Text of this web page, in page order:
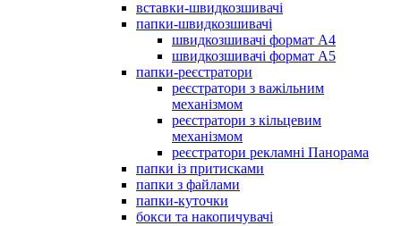
вставки-швидкозшивачі
папки-швидкозшивачі
швидкозшивачі формат А4
швидкозшивачі формат А5
папки-реєстратори
реєстратори з важільним
механізмом
реєстратори з кільцевим
механізмом
реєстратори рекламні Панорама
папки із притисками
папки з файлами
папки-куточки
бокси та накопичувачі